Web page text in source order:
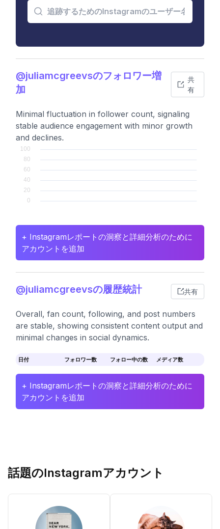
@juliamcgreevsのフォロワー増
加
共
有
Minimal fluctuation in follower count, signaling
stable audience engagement with minor growth
and declines.
+ Instagramレポートの洞察と詳細分析のために
アカウントを追加
@juliamcgreevsの履歴統計 共有
Overall, fan count, following, and post numbers
are stable, showing consistent content output and
minimal changes in social dynamics.
日付 フォロワー数 フォロー中の数 メディア数
+ Instagramレポートの洞察と詳細分析のために
アカウントを追加
話題のInstagramアカウント